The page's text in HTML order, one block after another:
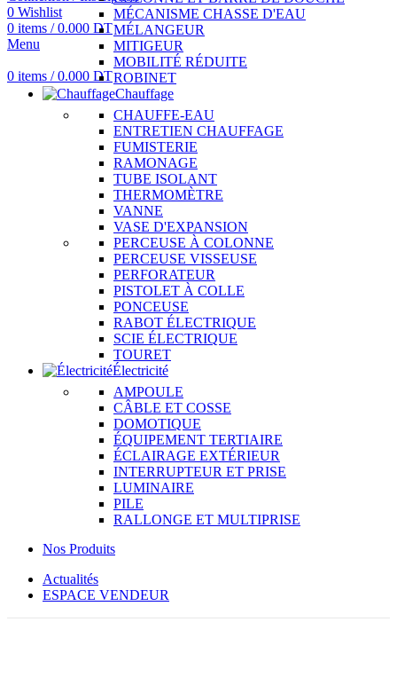
0 Wishlist
0 items / 0.000 DT
Menu
0 items / 0.000 DT
MÉCANISME CHASSE D'EAU
MÉLANGEUR
MITIGEUR
MOBILITÉ RÉDUITE
ROBINET
Chauffage
CHAUFFE-EAU
ENTRETIEN CHAUFFAGE
FUMISTERIE
RAMONAGE
TUBE ISOLANT
THERMOMÈTRE
VANNE
VASE D'EXPANSION
PERCEUSE À COLONNE
PERCEUSE VISSEUSE
PERFORATEUR
PISTOLET À COLLE
PONCEUSE
RABOT ÉLECTRIQUE
SCIE ÉLECTRIQUE
TOURET
Électricité
AMPOULE
CÂBLE ET COSSE
DOMOTIQUE
ÉQUIPEMENT TERTIAIRE
ÉCLAIRAGE EXTÉRIEUR
INTERRUPTEUR ET PRISE
LUMINAIRE
PILE
RALLONGE ET MULTIPRISE
Nos Produits
Actualités
ESPACE VENDEUR